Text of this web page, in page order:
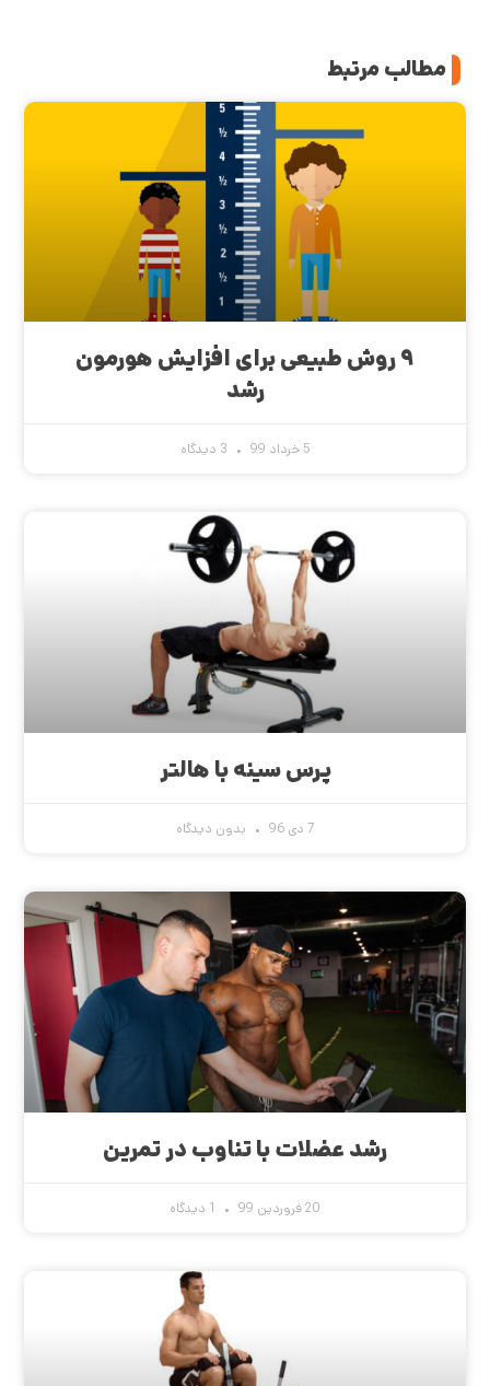
مطالب مرتبط
۹ روش طبیعی برای افزایش هورمون
رشد
5 خرداد 99
پرس سینه با هالتر
7 دی 96 بدون دیدگاه
رشد عضلات با تناوب در تمرین
20 فروردین 99